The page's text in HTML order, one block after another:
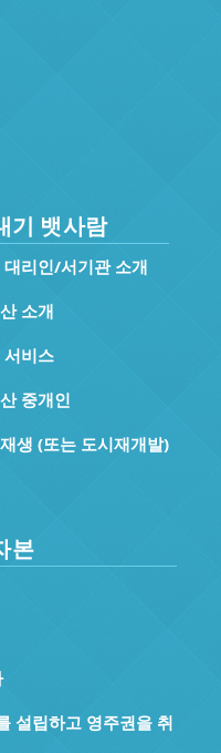
기 뱃사람
대리인/서기관 소개
소개
서비스
중개인
생 (또는 도시재개발)
본
설립하고 영주권을 취